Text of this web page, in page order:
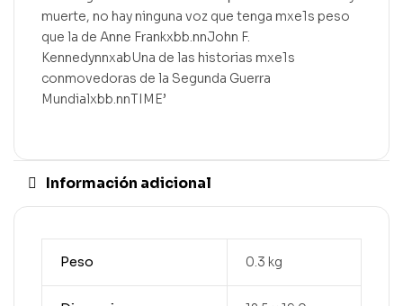
muerte, no hay ninguna voz que tenga mxe1s peso
que la de Anne Frankxbb.nnJohn F.
KennedynnxabUna de las historias mxe1s
conmovedoras de la Segunda Guerra
Mundialxbb.nnTIME’
Información adicional
Peso 0.3 kg